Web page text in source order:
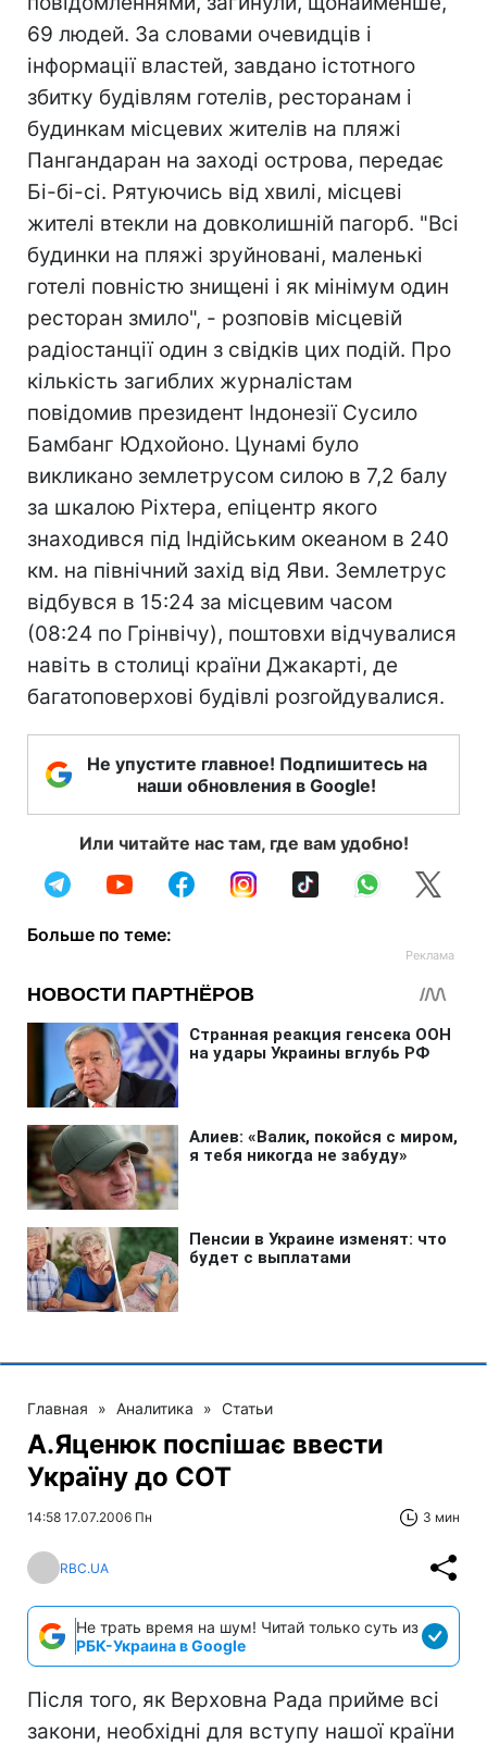
69 людей. За словами очевидців і
інформації властей, завдано істотного
збитку будівлям готелів, ресторанам і
будинкам місцевих жителів на пляжі
Пангандаран на заході острова, передає
Бі-бі-сі. Рятуючись від хвилі, місцеві
жителі втекли на довколишній пагорб. "Всі
будинки на пляжі зруйновані, маленькі
готелі повністю знищені і як мінімум один
ресторан змило", - розповів місцевій
радіостанції один з свідків цих подій. Про
кількість загиблих журналістам
повідомив президент Індонезії Сусило
Бамбанг Юдхойоно. Цунамі було
викликано землетрусом силою в 7,2 балу
за шкалою Ріхтера, епіцентр якого
знаходився під Індійським океаном в 240
км. на північний захід від Яви. Землетрус
відбувся в 15:24 за місцевим часом
(08:24 по Грінвічу), поштовхи відчувалися
навіть в столиці країни Джакарті, де
багатоповерхові будівлі розгойдувалися.
Не упустите главное! Подпишитесь на
наши обновления в Google!
Или читайте нас там, где вам удобно!
Больше по теме:
Главная » Аналитика » Статьи
А.Яценюк поспішає ввести
Україну до СОТ
14:58 17.07.2006 Пн 3 мин
RBC.UA
Не трать время на шум! Читай только суть из
РБК-Украина в Google
Після того, як Верховна Рада прийме всі
закони, необхідні для вступу нашої країни